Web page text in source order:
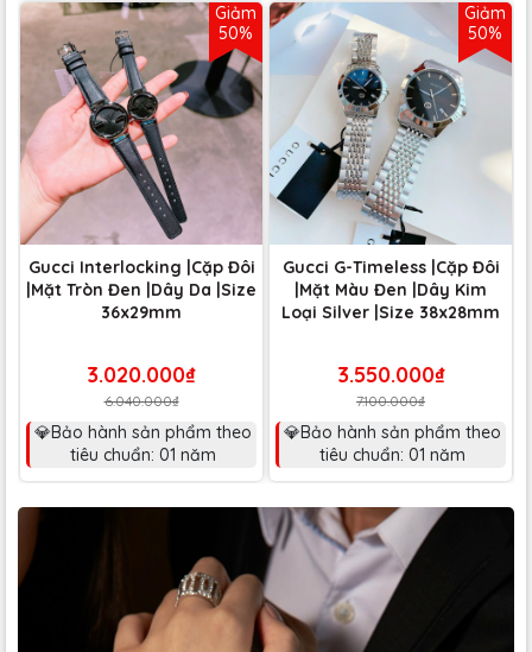
Giảm
50%
Gucci Interlocking |Cặp Đôi
|Mặt Tròn Đen |Dây Da |Size
36x29mm
3.020.000₫
6.040.000₫
💎Bảo hành sản phẩm theo
tiêu chuẩn: 01 năm
Giảm
50%
Gucci G-Timeless |Cặp Đôi
|Mặt Màu Đen |Dây Kim
Loại Silver |Size 38x28mm
3.550.000₫
7.100.000₫
💎Bảo hành sản phẩm theo
tiêu chuẩn: 01 năm